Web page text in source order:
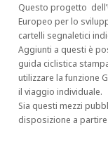
Questo progetto
Europeo per lo
cartelli segnaletici
Aggiunti a questi è
guida ciclistica
utilizzare la funzione
il viaggio individuale.
Sia questi mezzi
disposizione a partire